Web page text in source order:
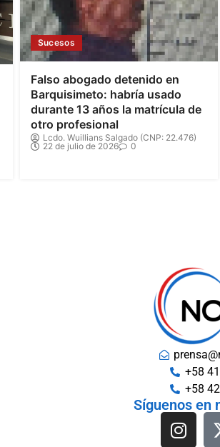
Sucesos
Falso abogado detenido en
Barquisimeto: habría usado
durante 13 años la matrícula de
otro profesional
Lcdo. Wuillians Salgado (CNP: 22.476)
22 de julio de 2026
0
+58
+58
Síguenos en